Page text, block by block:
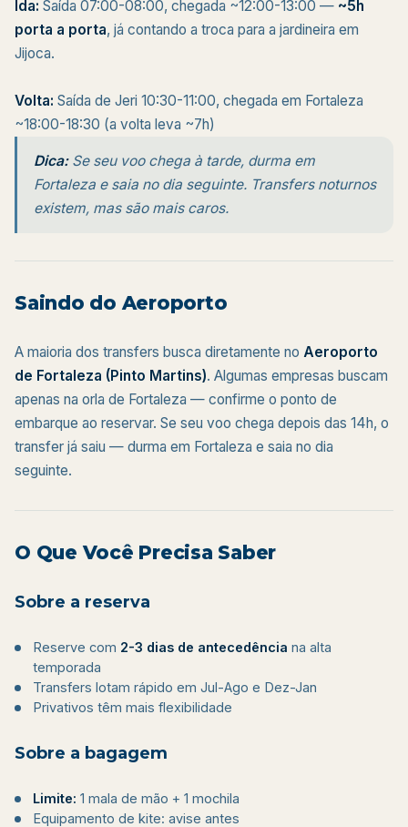
Ida: Saída 07:00-08:00, chegada ~12:00-13:00 — ~5h
porta a porta, já contando a troca para a jardineira em
Jijoca.
Volta: Saída de Jeri 10:30-11:00, chegada em Fortaleza
~18:00-18:30 (a volta leva ~7h)
Dica:Se seu voo chega à tarde, durma em
Fortaleza e saia no dia seguinte. Transfers noturnos
existem, mas são mais caros.
Saindo do Aeroporto
A maioria dos transfers busca diretamente no Aeroporto
de Fortaleza (Pinto Martins). Algumas empresas buscam
apenas na orla de Fortaleza — confirme o ponto de
embarque ao reservar. Se seu voo chega depois das 14h, o
transfer já saiu — durma em Fortaleza e saia no dia
seguinte.
O Que Você Precisa Saber
Sobre a reserva
Reserve com 2-3 dias de antecedência na alta
temporada
Transfers lotam rápido em Jul-Ago e Dez-Jan
Privativos têm mais flexibilidade
Sobre a bagagem
Limite: 1 mala de mão + 1 mochila
Equipamento de kite: avise antes